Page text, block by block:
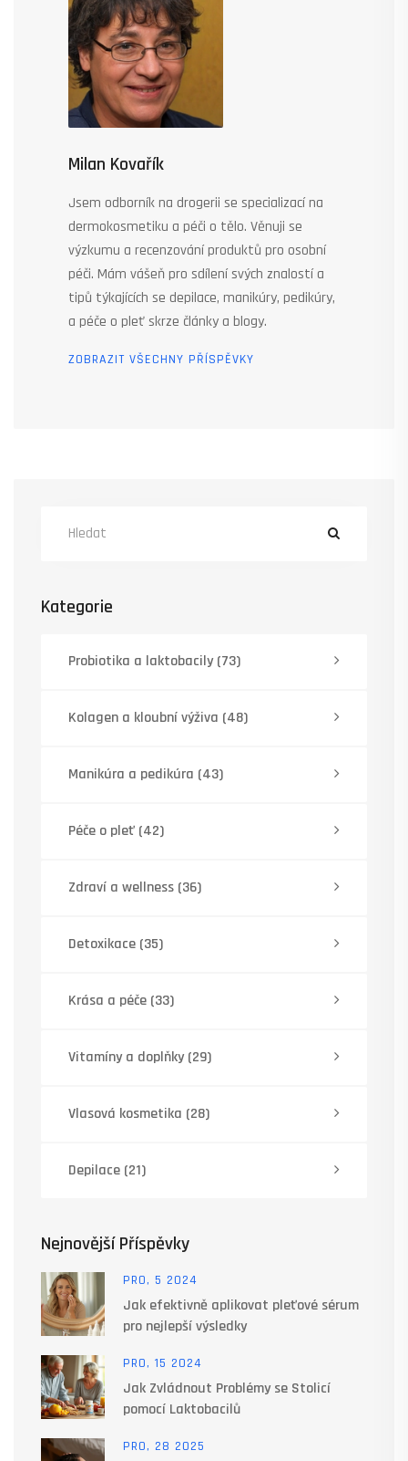
Milan Kovařík
Jsem odborník na drogerii se specializací na
dermokosmetiku a péči o tělo. Věnuji se
výzkumu a recenzování produktů pro osobní
péči. Mám vášeň pro sdílení svých znalostí a
tipů týkajících se depilace, manikúry, pedikúry,
a péče o pleť skrze články a blogy.
ZOBRAZIT VŠECHNY PŘÍSPĚVKY
Kategorie
Probiotika a laktobacily(73)
Kolagen a kloubní výživa (48)
Manikúra a pedikúra (43)
Péče o pleť (42)
Zdraví a wellness (36)
Detoxikace (35)
Krása a péče (33)
Vitamíny a doplňky(29)
Vlasová kosmetika (28)
Depilace (21)
Nejnovější Příspěvky
PRO, 5 2024
Jak efektivně aplikovat pleťové sérum
pro nejlepší výsledky
PRO, 15 2024
Jak Zvládnout Problémy se Stolicí
pomocí Laktobacilů
PRO, 28 2025